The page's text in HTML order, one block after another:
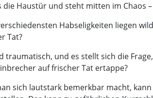
Haustür und steht mitten im Chaos
Habseligkeiten liegen
Tat?
und es stellt sich die
auf frischer Tat ertappe?
sich lautstark bemerkbar macht,